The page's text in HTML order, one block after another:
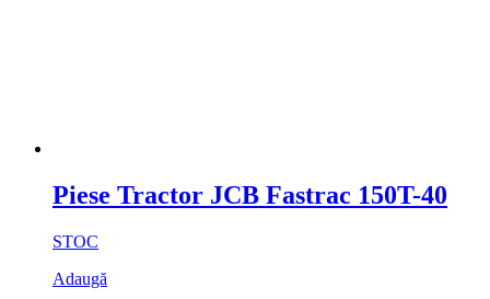
Piese Tractor JCB Fastrac 150T-40
STOC
Adaugă